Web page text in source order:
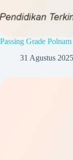
Passing Grade
31 Agustus 2025